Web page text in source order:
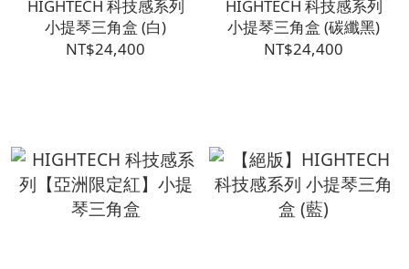
HIGHTECH 科技感系列
小提琴三角盒 (白)
NT$24,400
HIGHTECH 科技感系列
小提琴三角盒 (碳纖黑)
NT$24,400